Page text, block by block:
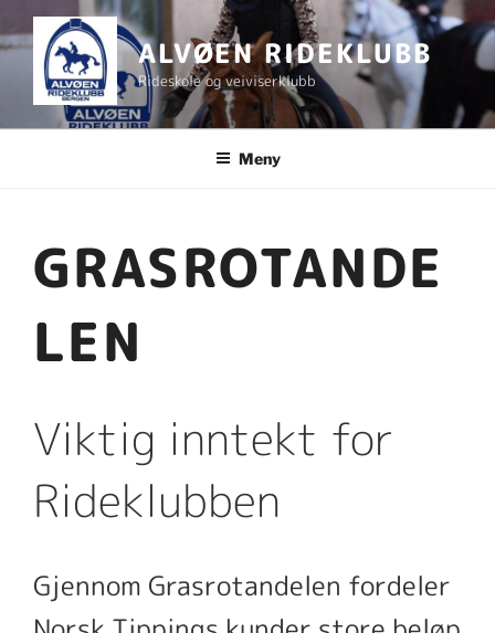
til
innhold
ALVØEN RIDEKLUBB
Rideskole og veiviserklubb
Meny
GRASROTANDE
LEN
Viktig inntekt for
Rideklubben
Gjennom Grasrotandelen fordeler